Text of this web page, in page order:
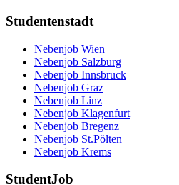
Studentenstadt
Nebenjob Wien
Nebenjob Salzburg
Nebenjob Innsbruck
Nebenjob Graz
Nebenjob Linz
Nebenjob Klagenfurt
Nebenjob Bregenz
Nebenjob St.Pölten
Nebenjob Krems
StudentJob